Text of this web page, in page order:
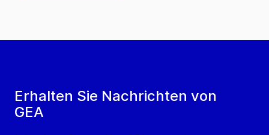
Erhalten Sie Nachrichten von
GEA